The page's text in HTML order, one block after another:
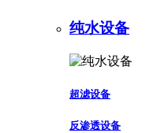
纯水设备
超滤设备
反渗透设备